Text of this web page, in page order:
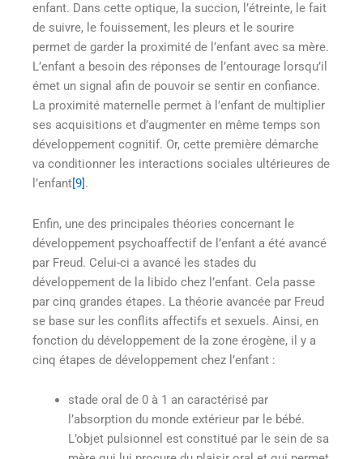
enfant. Dans cette optique, la succion, l’étreinte, le fait
de suivre, le fouissement, les pleurs et le sourire
permet de garder la proximité de l’enfant avec sa mère.
L’enfant a besoin des réponses de l’entourage lorsqu’il
émet un signal afin de pouvoir se sentir en confiance.
La proximité maternelle permet à l’enfant de multiplier
ses acquisitions et d’augmenter en même temps son
développement cognitif. Or, cette première démarche
va conditionner les interactions sociales ultérieures de
l’enfant[9].
Enfin, une des principales théories concernant le
développement psychoaffectif de l’enfant a été avancé
par Freud. Celui-ci a avancé les stades du
développement de la libido chez l’enfant. Cela passe
par cinq grandes étapes. La théorie avancée par Freud
se base sur les conflits affectifs et sexuels. Ainsi, en
fonction du développement de la zone érogène, il y a
cinq étapes de développement chez l’enfant :
stade oral de 0 à 1 an caractérisé par
l’absorption du monde extérieur par le bébé.
L’objet pulsionnel est constitué par le sein de sa